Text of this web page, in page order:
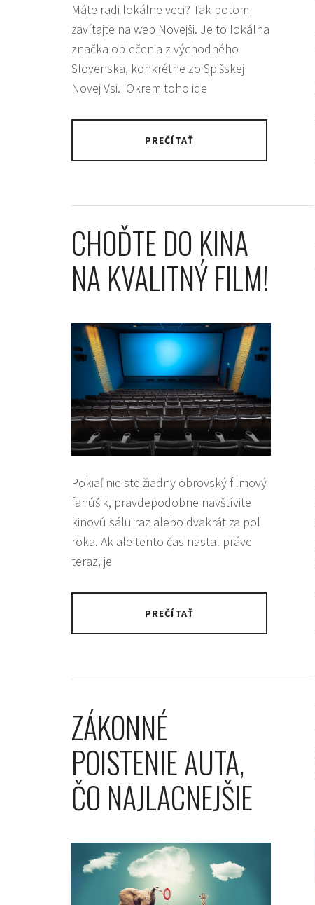
Máte radi lokálne veci? Tak potom
zavítajte na web Novejši. Je to lokálna
značka oblečenia z východného
Slovenska, konkrétne zo Spišskej
Novej Vsi. Okrem toho ide
PREČÍTAŤ
CHOĎTE DO KINA
NA KVALITNÝ FILM!
Pokiaľ nie ste žiadny obrovský filmový
fanúšik, pravdepodobne navštívite
kinovú sálu raz alebo dvakrát za pol
roka. Ak ale tento čas nastal práve
teraz, je
PREČÍTAŤ
ZÁKONNÉ
POISTENIE AUTA,
ČO NAJLACNEJŠIE